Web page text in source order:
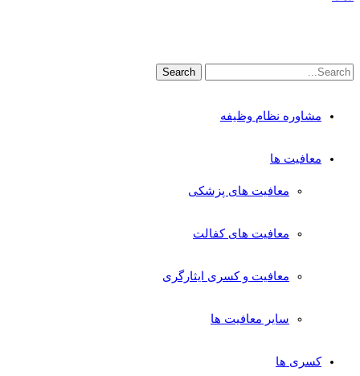
مشاوره نظام وظیفه
معافیت ها
معافیت های پزشکی
معافیت های کفالت
معافیت و کسری ایثارگری
سایر معافیت ها
کسری ها